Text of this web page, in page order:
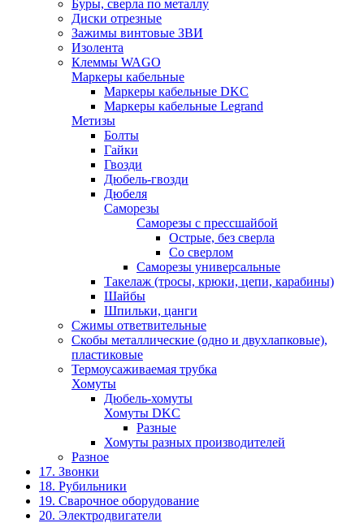
Буры, сверла по металлу
Диски отрезные
Зажимы винтовые ЗВИ
Изолента
Клеммы WAGO
Маркеры кабельные
Маркеры кабельные DKC
Маркеры кабельные Legrand
Метизы
Болты
Гайки
Гвозди
Дюбель-гвозди
Дюбеля
Саморезы
Саморезы с прессшайбой
Острые, без сверла
Со сверлом
Саморезы универсальные
Такелаж (тросы, крюки, цепи, карабины)
Шайбы
Шпильки, цанги
Сжимы ответвительные
Скобы металлические (одно и двухлапковые),
пластиковые
Термоусаживаемая трубка
Хомуты
Дюбель-хомуты
Хомуты DKC
Разные
Хомуты разных производителей
Разное
17. Звонки
18. Рубильники
19. Сварочное оборудование
20. Электродвигатели